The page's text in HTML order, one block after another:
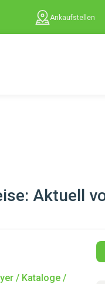
Ankaufstellen
Aktuell
/ Kataloge /